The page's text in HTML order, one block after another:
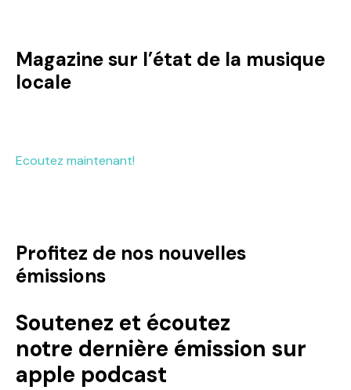
Magazine sur l’état de la musique
locale
Ecoutez maintenant!
Profitez de nos nouvelles
émissions
Soutenez et écoutez
notre dernière émission sur
apple podcast